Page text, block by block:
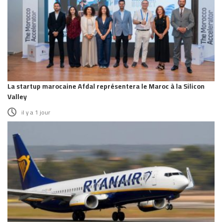
La startup marocaine Afdal représentera le Maroc à la Silicon
Valley
il y a 1 jour